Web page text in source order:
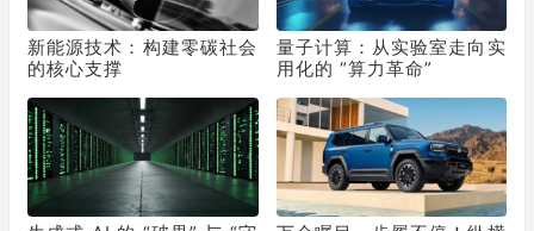
新能源技术：构建零碳社会
的核心支撑
量子计算：从实验室走向实
用化的 “算力革命”